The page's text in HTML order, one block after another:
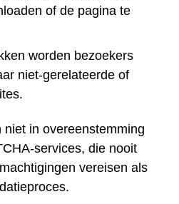
of de pagina te
worden bezoekers
niet-gerelateerde of
in overeenstemming
services, die nooit
vereisen als